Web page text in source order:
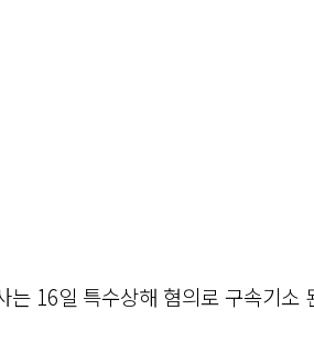
는 16일 특수상해 혐의로 구속기소